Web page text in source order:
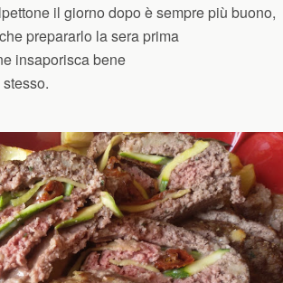
il giorno dopo è sempre più buono,
prepararlo la sera prima
insaporisca bene